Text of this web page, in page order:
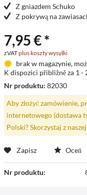
Z gniazdem Schuko
Z pokrywą na
7,95 € *
zVATplus koszty wysyłki
brak w magazynie,
K dispozici přibližně za 1 -
Nr produktu: 82030
Aby złożyć zamówienie,
internetowego (dostawa
Polski? Skorzystaj z naszej
Zapisz Oceń
Nr produktu: